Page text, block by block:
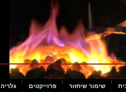
שימור שיחזור פרוייקטים גלריה